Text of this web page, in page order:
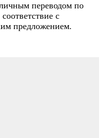
переводом по
с
предложением.